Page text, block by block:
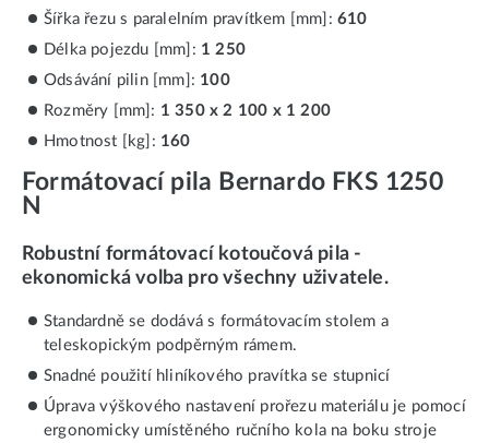
Šířka řezu s paralelním pravítkem [mm]: 610
Délka pojezdu [mm]: 1 250
Odsávání pilin [mm]: 100
Rozměry [mm]: 1 350 x 2 100 x 1 200
Hmotnost [kg]: 160
Formátovací pila Bernardo FKS 1250
N
Robustní formátovací kotoučová pila -
ekonomická volba pro všechny uživatele.
Standardně se dodává s formátovacím stolem a
teleskopickým podpěrným rámem.
Snadné použití hliníkového pravítka se stupnicí
Úprava výškového nastavení prořezu materiálu je pomocí
ergonomicky umístěného ručního kola na boku stroje